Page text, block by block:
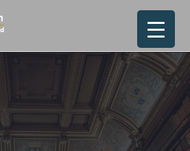
Zakiyah
Darojah